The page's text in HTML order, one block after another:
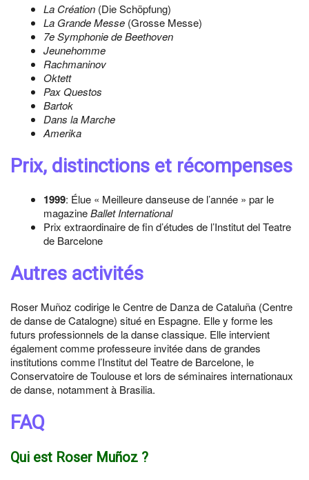
La Création (Die Schöpfung)
La Grande Messe (Grosse Messe)
7e Symphonie de Beethoven
Jeunehomme
Rachmaninov
Oktett
Pax Questos
Bartok
Dans la Marche
Amerika
Prix, distinctions et récompenses
1999: Élue « Meilleure danseuse de l’année » par le
magazineBallet International
Prix extraordinaire de fin d’études de l’Institut del Teatre
de Barcelone
Autres activités
Roser Muñoz codirige le Centre de Danza de Cataluña (Centre
de danse de Catalogne) situé en Espagne. Elle y forme les
futurs professionnels de la danse classique. Elle intervient
également comme professeure invitée dans de grandes
institutions comme l’Institut del Teatre de Barcelone, le
Conservatoire de Toulouse et lors de séminaires internationaux
de danse, notamment à Brasilia.
FAQ
Qui est Roser Muñoz ?